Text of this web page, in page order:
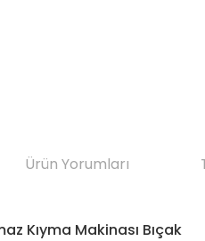
Ürün Yorumları
Kıyma Makinası Bıçak